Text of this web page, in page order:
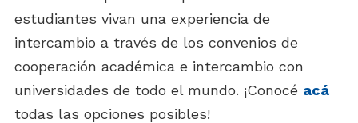
estudiantes vivan una experiencia de
intercambio a través de los convenios de
cooperación académica e intercambio con
universidades de todo el mundo. ¡Conocé acá
todas las opciones posibles!